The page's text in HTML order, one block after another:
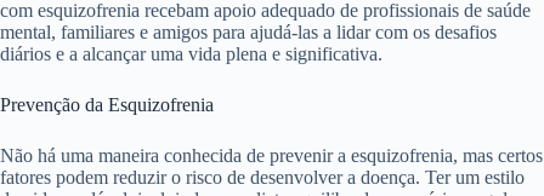
com esquizofrenia recebam apoio adequado de profissionais de saúde
mental, familiares e amigos para ajudá-las a lidar com os desafios
diários e a alcançar uma vida plena e significativa.
Prevenção da Esquizofrenia
Não há uma maneira conhecida de prevenir a esquizofrenia, mas certos
fatores podem reduzir o risco de desenvolver a doença. Ter um estilo